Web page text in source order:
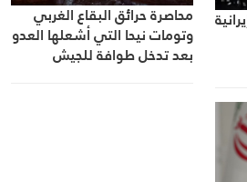
محاصرة حرائق البقاع الغربي
وتومات نيحا التي أشعلها العدو
بعد تدخل طوافة للجيش